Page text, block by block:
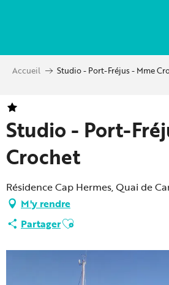
principal
Accueil Studio - Port-Fréjus - Mme
Studio - Port-
Crochet
Résidence Cap Hermes, Quai de
M'y rendre
PartagerAjouter aux favoris